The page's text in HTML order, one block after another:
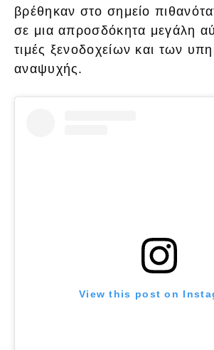
βρέθηκαν στο σημείο
σε μια απροσδόκητα μεγάλη
τιμές ξενοδοχείων και των
αναψυχής.
View this post on